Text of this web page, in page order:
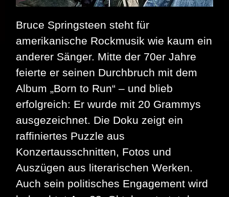
Bruce Springsteen steht für
amerikanische Rockmusik wie kaum ein
anderer Sänger. Mitte der 70er Jahre
feierte er seinen Durchbruch mit dem
Album „Born to Run“ – und blieb
erfolgreich: Er wurde mit 20 Grammys
ausgezeichnet. Die Doku zeigt ein
raffiniertes Puzzle aus
Konzertausschnitten, Fotos und
Auszügen aus literarischen Werken.
Auch sein politisches Engagement wird